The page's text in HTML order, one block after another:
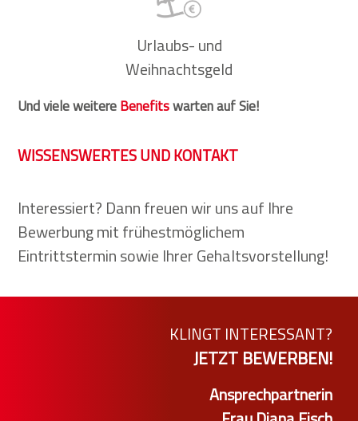
Urlaubs- und
Weihnachtsgeld
Und viele weitereBenefitswarten auf Sie!
WISSENSWERTES UND KONTAKT
Interessiert? Dann freuen wir uns auf Ihre
Bewerbung mit frühestmöglichem
Eintrittstermin sowie Ihrer Gehaltsvorstellung!
KLINGT INTERESSANT?
JETZT BEWERBEN!
Ansprechpartnerin